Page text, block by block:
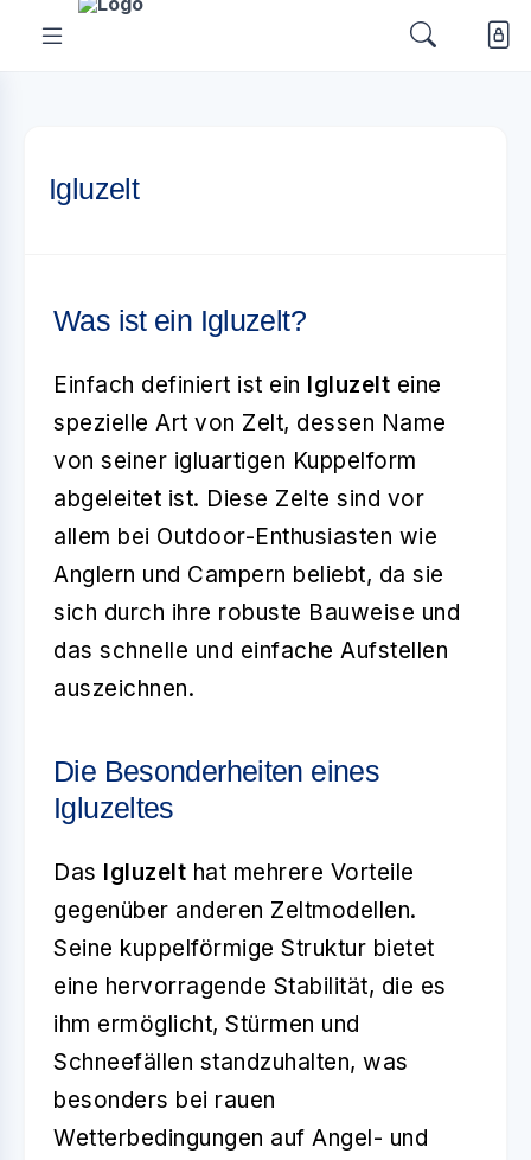
Igluzelt
Was ist ein Igluzelt?
Einfach definiert ist ein Igluzelt eine
spezielle Art von Zelt, dessen Name
von seiner igluartigen Kuppelform
abgeleitet ist. Diese Zelte sind vor
allem bei Outdoor-Enthusiasten wie
Anglern und Campern beliebt, da sie
sich durch ihre robuste Bauweise und
das schnelle und einfache Aufstellen
auszeichnen.
Die Besonderheiten eines
Igluzeltes
Das Igluzelt hat mehrere Vorteile
gegenüber anderen Zeltmodellen.
Seine kuppelförmige Struktur bietet
eine hervorragende Stabilität, die es
ihm ermöglicht, Stürmen und
Schneefällen standzuhalten, was
besonders bei rauen
Wetterbedingungen auf Angel- und